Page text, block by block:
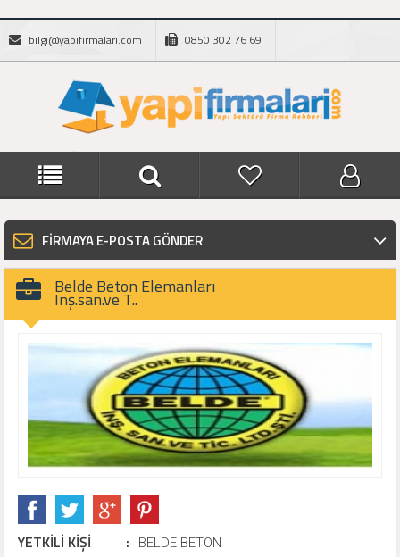
bilgi@yapifirmalari.com 0850 302 76 69
FİRMAYA E-POSTA GÖNDER
Belde Beton Elemanları
Inş.san.ve T..
YETKİLİ KİŞİ : BELDE BETON